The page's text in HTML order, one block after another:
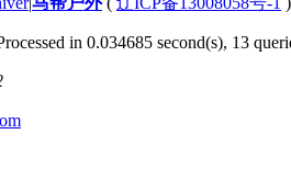
in 0.034685 second(s), 13